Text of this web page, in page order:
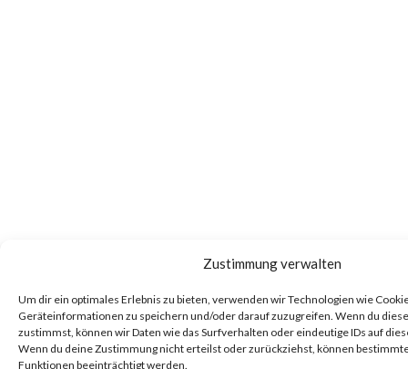
Zustimmung verwalten
Um dir ein optimales Erlebnis zu bieten, verwenden wir Technologien wie
Geräteinformationen zu speichern und/oder darauf zuzugreifen. Wenn du
zustimmst, können wir Daten wie das Surfverhalten oder eindeutige IDs auf
Wenn du deine Zustimmung nicht erteilst oder zurückziehst, können
Funktionen beeinträchtigt werden.